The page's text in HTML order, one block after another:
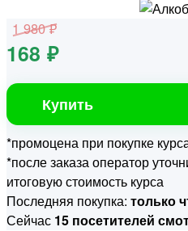
1 980 ₽
168 ₽
Купить
*промоцена при покупке
*после заказа оператор
итоговую стоимость курса
Последняя покупка: только
Сейчас 15 посетителей